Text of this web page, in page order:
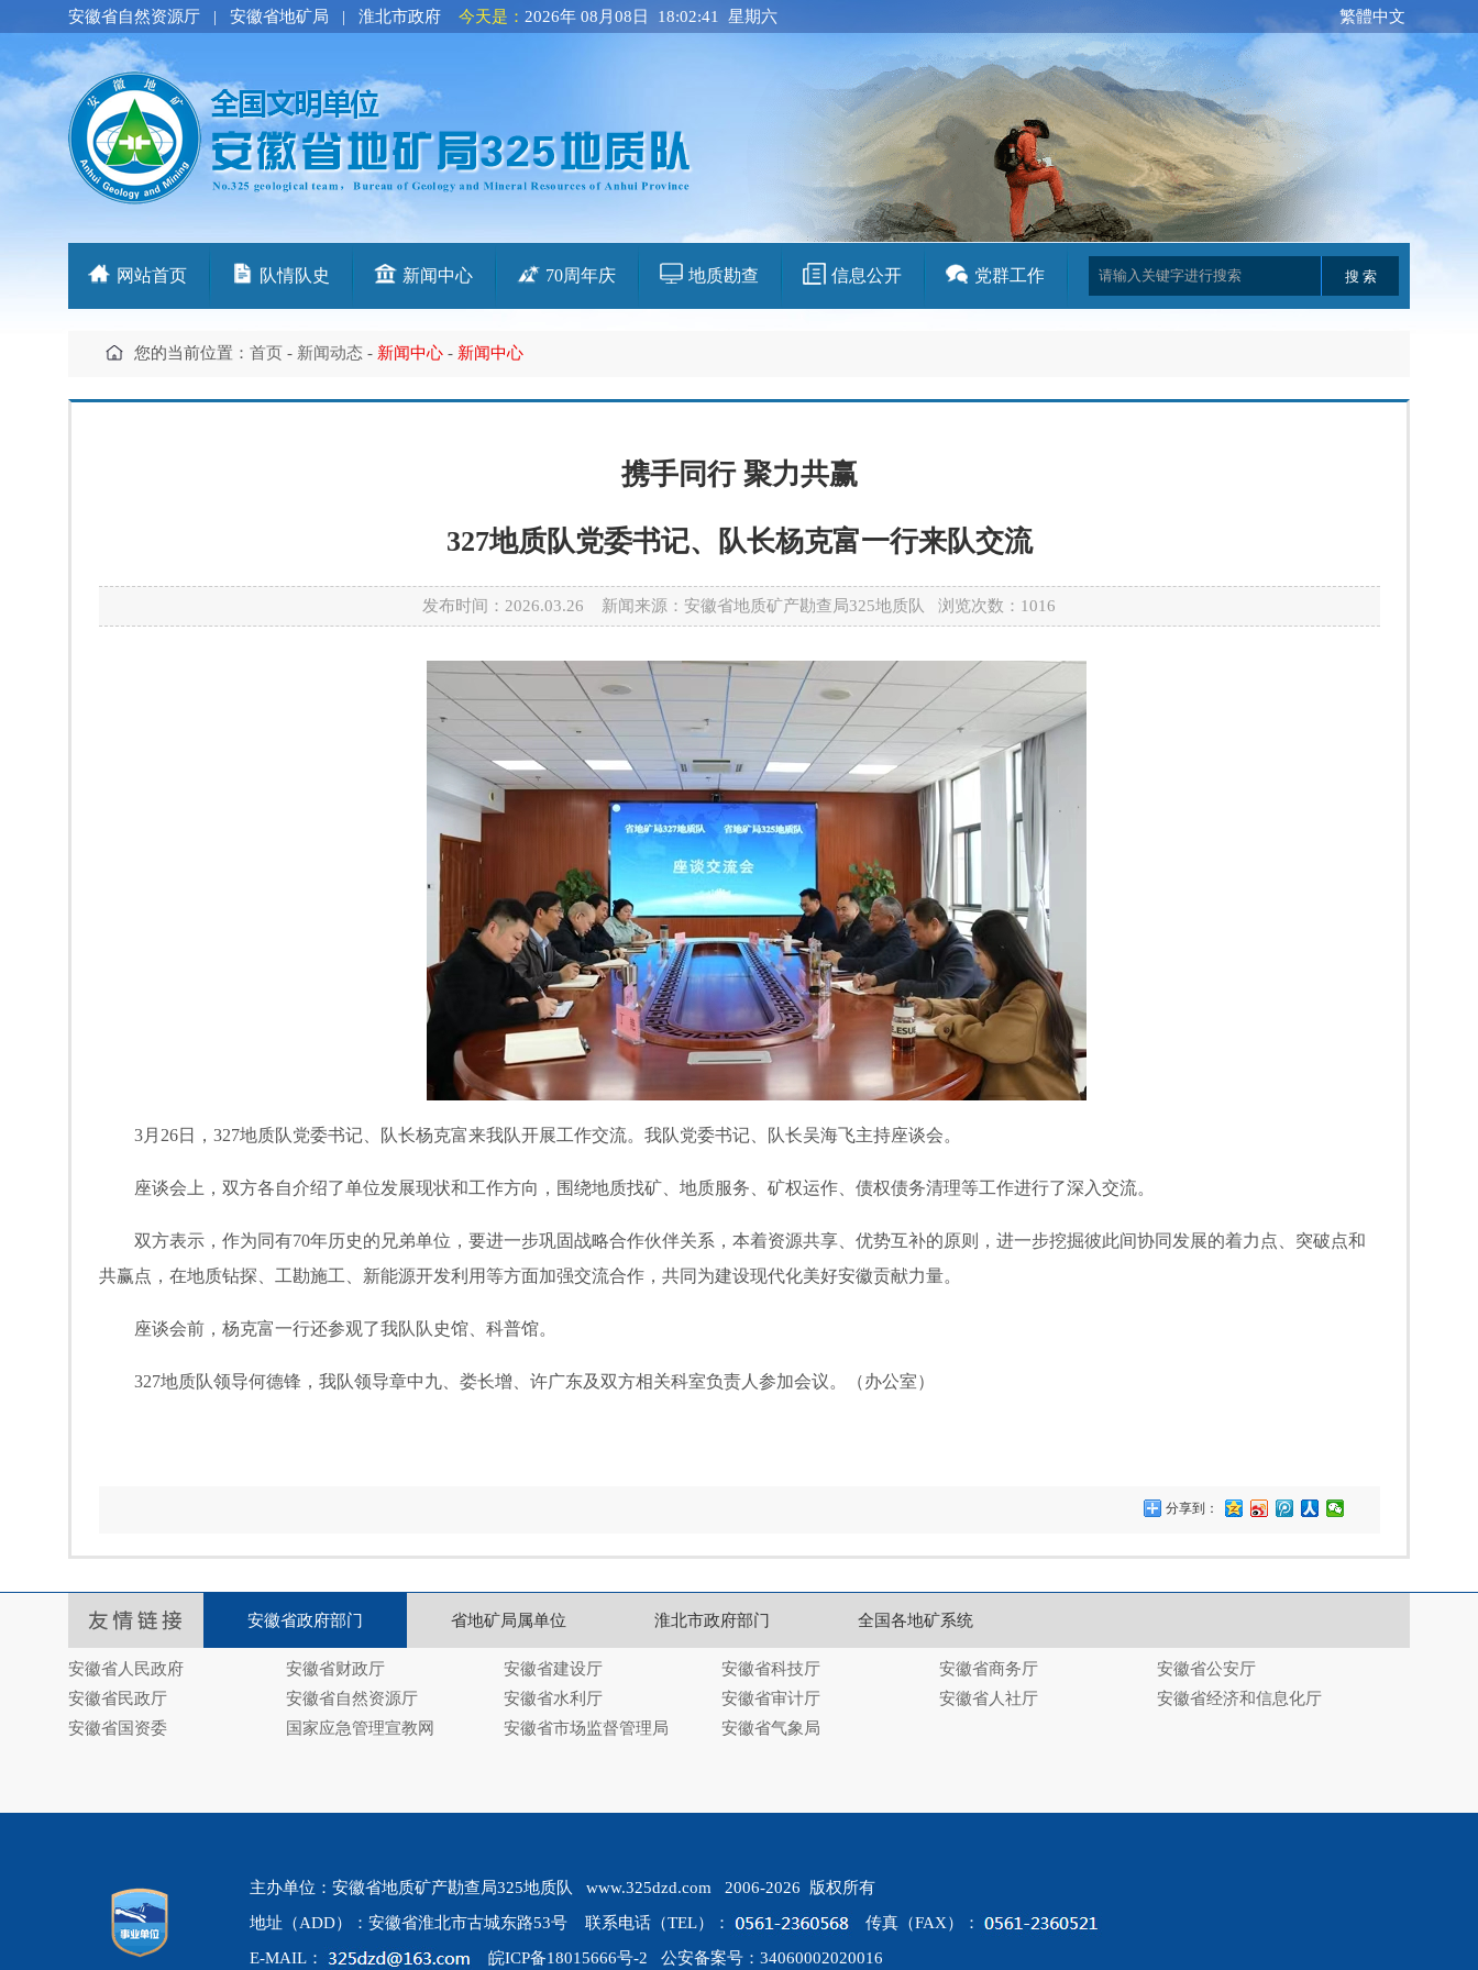
安徽省自然资源厅 | 安徽省地矿局 | 淮北市政府 今天是： 2026年 08月08日 18:02:42 星期六 繁體中文
网站首页 队情队史 新闻中心 70周年庆 地质勘查 信息公开 党群工作
您的当前位置： 首页 - 新闻动态 - 新闻中心 - 新闻中心
携手同行 聚力共赢
327地质队党委书记、队长杨克富一行来队交流
发布时间：2026.03.26 新闻来源：安徽省地质矿产勘查局325地质队 浏览次数： 1016
3月26日， 327地质队党委书记、队长杨克富来我队开展工作交流。我队党委书记、队长吴海飞主持座谈会。
座谈会上，双方各自介绍了单位发展现状和工作方向，围绕地质找矿、地质服务、矿权运作、债权债务清理等工作进行了深入交流。
双方表示，作为同有70年历史的兄弟单位，要进一步巩固战略合作伙伴关系， 本着资源共享、优势互补的原则，进一步挖掘彼此间协同发展的着力点、突破点和
共赢点，在地质钻探、工勘施工、新能源开发利用等方面加强交流合作，共同为建设现代化美好安徽贡献力量。
座谈会前，杨克富一行还参观了我队队史馆、科普馆。
327地质队领导何德锋，我队领导章中九、娄长增、许广东及双方相关科室负责人参加会议。（办公室）
分享到：
安徽省政府部门 省地矿局属单位 淮北市政府部门 全国各地矿系统
安徽省人民政府 安徽省财政厅 安徽省建设厅 安徽省科技厅 安徽省商务厅
安徽省公安厅
安徽省民政厅
安徽省自然资源厅 安徽省水利厅 安徽省审计厅 安徽省人社厅
安徽省经济和信息化厅
安徽省国资委
国家应急管理宣教网 安徽省市场监督管理局 安徽省气象局
主办单位：安徽省地质矿产勘查局325地质队 www.325dzd.com 2006-2026 版权所有
地址（ADD）：安徽省淮北市古城东路53号 联系电话（TEL）：
传真（FAX）：
E-MAIL：
皖ICP备18015666号-2 公安备案号：34060002020016